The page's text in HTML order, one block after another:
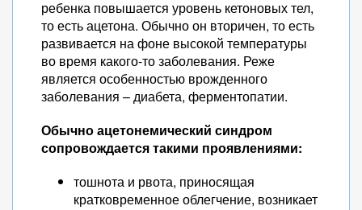
ребенка повышается уровень кетоновых тел,
то есть ацетона. Обычно он вторичен, то есть
развивается на фоне высокой температуры
во время какого-то заболевания. Реже
является особенностью врожденного
заболевания – диабета, ферментопатии.
Обычно ацетонемический синдром
сопровождается такими проявлениями:
тошнота и рвота, приносящая
кратковременное облегчение, возникает